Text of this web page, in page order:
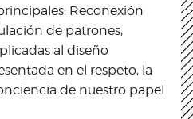
Reconexión
de patrones,
al diseño
en el respeto, la
de nuestro papel